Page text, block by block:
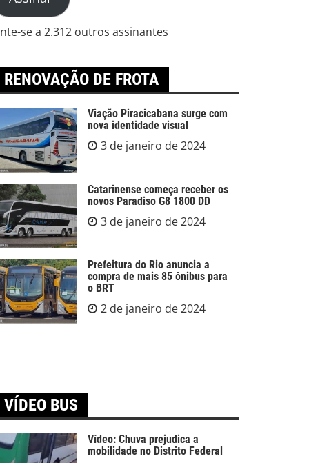
se a 2.312 outros assinantes
RENOVAÇÃO DE FROTA
Viação Piracicabana surge com
nova identidade visual
3 de janeiro de 2024
Catarinense começa receber os
novos Paradiso G8 1800 DD
3 de janeiro de 2024
Prefeitura do Rio anuncia a
compra de mais 85 ônibus para
o BRT
2 de janeiro de 2024
VÍDEO BUS
Vídeo: Chuva prejudica a
mobilidade no Distrito Federal